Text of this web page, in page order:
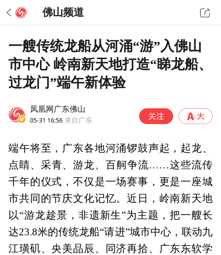
佛山频道
一艘传统龙船从河涌“游”入佛山
市中心 岭南新天地打造“睇龙船、
过龙门”端午新体验
凤凰网广东佛山
05-31 16:56 来自广东
端午将至，广东各地河涌锣鼓声起，起龙、
点睛、采青、游龙、百舸争流……这些流传
千年的仪式，不仅是一场赛事，更是一座城
市共同的节庆文化记忆。近日，岭南新天地
以“游龙趁景，非遗新生”为主题，把一艘长
达23.8米的传统龙船“请进”城市中心，联动九
江璜矶、央美品辰、同济再拾、广东东软学